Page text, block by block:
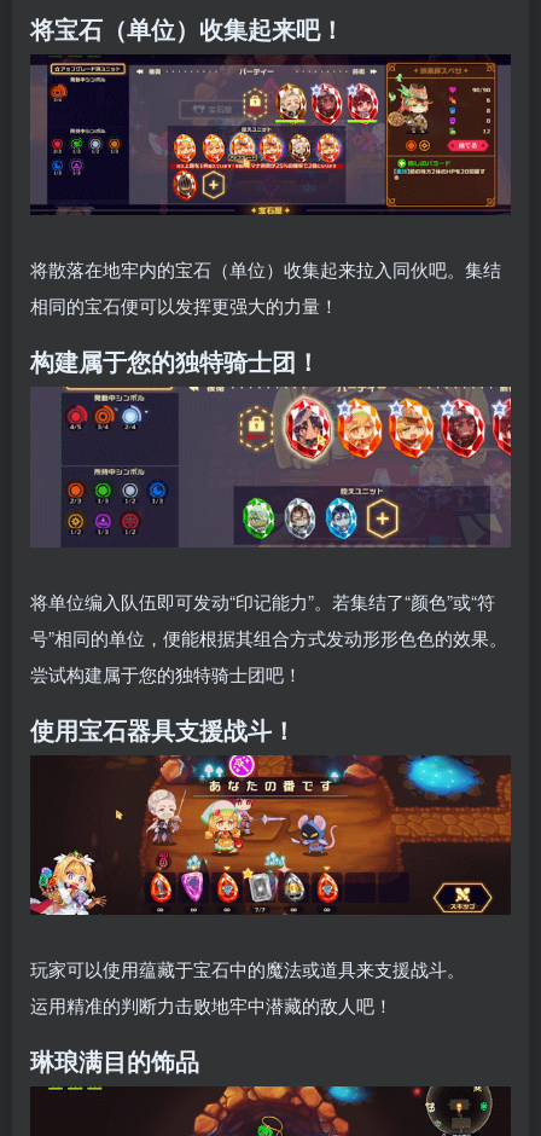
将宝石（单位）收集起来吧！
将散落在地牢内的宝石（单位）收集起来拉入同伙吧。集结
相同的宝石便可以发挥更强大的力量！
构建属于您的独特骑士团！
将单位编入队伍即可发动“印记能力”。若集结了“颜色”或“符
号”相同的单位，便能根据其组合方式发动形形色色的效果。
尝试构建属于您的独特骑士团吧！
使用宝石器具支援战斗！
玩家可以使用蕴藏于宝石中的魔法或道具来支援战斗。
运用精准的判断力击败地牢中潜藏的敌人吧！
琳琅满目的饰品